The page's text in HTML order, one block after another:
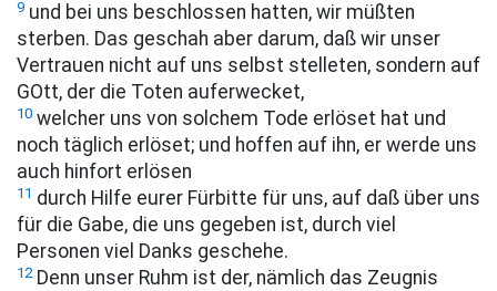
9 und bei uns beschlossen hatten, wir müßten
sterben. Das geschah aber darum, daß wir unser
Vertrauen nicht auf uns selbst stelleten, sondern auf
GOtt, der die Toten auferwecket,
10 welcher uns von solchem Tode erlöset hat und
noch täglich erlöset; und hoffen auf ihn, er werde uns
auch hinfort erlösen
11 durch Hilfe eurer Fürbitte für uns, auf daß über uns
für die Gabe, die uns gegeben ist, durch viel
Personen viel Danks geschehe.
12Denn unser Ruhm ist der, nämlich das Zeugnis